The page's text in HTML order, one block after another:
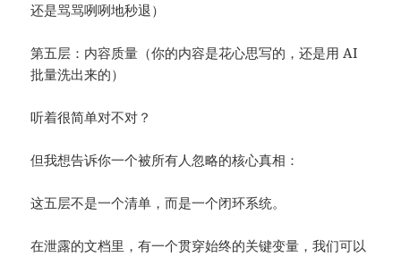
还是骂骂咧咧地秒退）
第五层：内容质量（你的内容是花心思写的，还是用 AI
批量洗出来的）
听着很简单对不对？
但我想告诉你一个被所有人忽略的核心真相：
这五层不是一个清单，而是一个闭环系统。
在泄露的文档里，有一个贯穿始终的关键变量，我们可以